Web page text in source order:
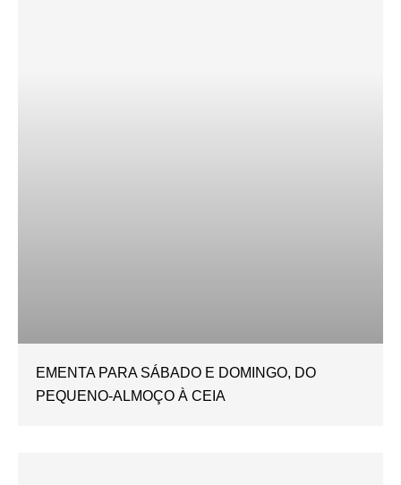
EMENTA PARA SÁBADO E DOMINGO, DO
PEQUENO-ALMOÇO À CEIA